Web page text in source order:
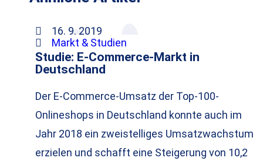
16. 9. 2019
Markt & Studien
Studie: E-Commerce-Markt in
Deutschland
Der E-Commerce-Umsatz der Top-100-
Onlineshops in Deutschland konnte auch im
Jahr 2018 ein zweistelliges Umsatzwachstum
erzielen und schafft eine Steigerung von 10,2